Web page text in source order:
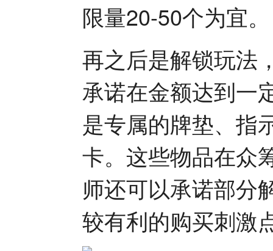
限量20-50个为宜。
再之后是解锁玩法
承诺在金额达到一
是专属的牌垫、指
卡。这些物品在众
师还可以承诺部分
较有利的购买刺激